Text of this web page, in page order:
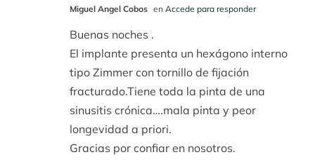
Miguel Angel Cobos en Accede para responder
Buenas noches .
El implante presenta un hexágono interno
tipo Zimmer con tornillo de fijación
fracturado.Tiene toda la pinta de una
sinusitis crónica….mala pinta y peor
longevidad a priori.
Gracias por confiar en nosotros.